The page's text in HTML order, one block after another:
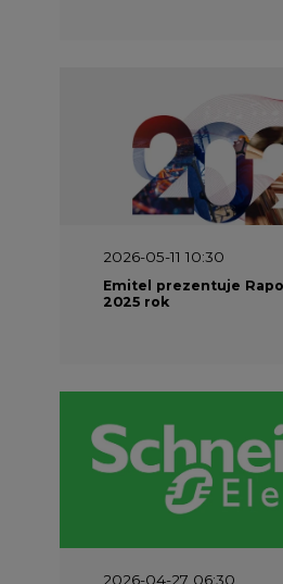
2026-05-11 10:30
Emitel prezentuje
2025 rok
2026-04-27 06:30